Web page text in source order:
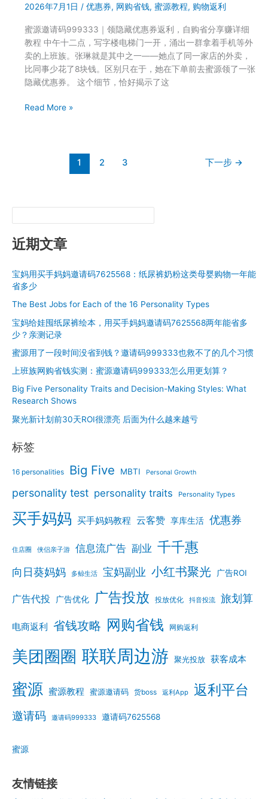
怎
省
最
多？
999333
用
聊
2026年7月1日 / 优惠券, 网购省钱, 蜜源教程, 购物返利
蜜源邀请码999333｜领隐藏优惠券返利，自购省分享赚详细
教程 中午十二点，写字楼电梯门一开，涌出一群拿着手机等外
卖的上班族。张琳就是其中之一——她点了同一家店的外卖，
比同事少花了8块钱。区别只在于，她在下单前去蜜源领了一张
隐藏优惠券。 这个细节，恰好揭示了这
蜜
999333
注
册
程
与
省
钱
技
全
攻
略
Read More »
1 2 3 下一步 →
近期文章
宝妈用买手妈妈邀请码7625568：纸尿裤奶粉这类母婴购物一年能
省多少
The Best Jobs for Each of the 16 Personality Types
宝妈给娃囤纸尿裤绘本，用买手妈妈邀请码7625568两年能省多
少？亲测记录
蜜源用了一段时间没省到钱？邀请码999333也救不了的几个习惯
上班族网购省钱实测：蜜源邀请码999333怎么用更划算？
Big Five Personality Traits and Decision-Making Styles: What
Research Shows
聚光新计划前30天ROI很漂亮 后面为什么越来越亏
标签
16 personalities Big Five MBTI Personal Growth
personality test personality traits Personality Types
买手妈妈 买手妈妈教程 云客赞 享库生活 优惠券
住店圈 侠侣亲子游 信息流广告 副业 千千惠
向日葵妈妈 多鲸生活 宝妈副业 小红书聚光 广告ROI
广告代投 广告优化 广告投放 投放优化 抖音投流 旅划算
电商返利 省钱攻略 网购省钱 网购返利
美团圈圈 联联周边游 聚光投放 获客成本
蜜源 蜜源教程 蜜源邀请码 货boss 返利App 返利平台
邀请码 邀请码999333 邀请码7625568
蜜源
友情链接